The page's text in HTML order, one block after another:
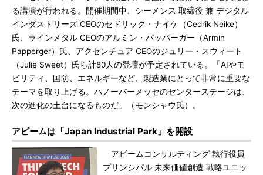
る講演が行われる。開催期間中、シーメンス 取締役 兼 デジタル
インダストリーズ CEOのセドリック・ナイケ（Cedrik Neike）
氏、ラインメタル CEOのアルミン・パッパーガー（Armin
Papperger）氏、アクセンチュア CEOのジュリー・スウィート
（Julie Sweet）氏ら計80人の登壇が予定されている。「AIやモ
ビリティ、国防、エネルギーなど、製造業にとって非常に重要な
テーマを取り上げる。ハノーバーメッセのセンターステージは、
次の進化の土台になるものだ」（モンシャウ氏）。
アビームは「Japan Industrial Park」を開設
アビームコンサルティング 執行役員
プリンシパル 未来価値創造 戦略ユニッ